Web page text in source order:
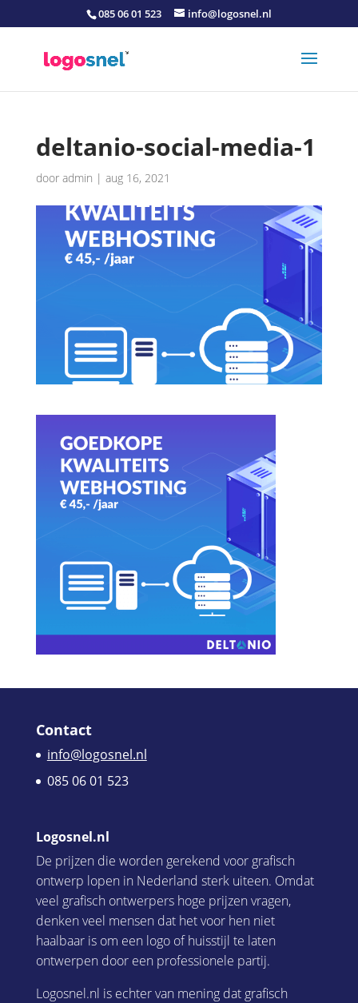
085 06 01 523 info@logosnel.nl
deltanio-social-media-1
door admin | aug 16, 2021
Contact
info@logosnel.nl
085 06 01 523
Logosnel.nl
De prijzen die worden gerekend voor grafisch
ontwerp lopen in Nederland sterk uiteen. Omdat
veel grafisch ontwerpers hoge prijzen vragen,
denken veel mensen dat het voor hen niet
haalbaar is om een logo of huisstijl te laten
ontwerpen door een professionele partij.
Logosnel.nl is echter van mening dat grafisch